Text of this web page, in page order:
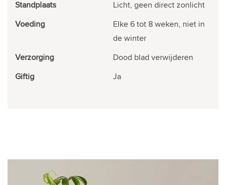
Standplaats
Licht, geen direct zonlicht
Voeding
Elke 6 tot 8 weken, niet in
de winter
Verzorging
Dood blad verwijderen
Giftig
Ja